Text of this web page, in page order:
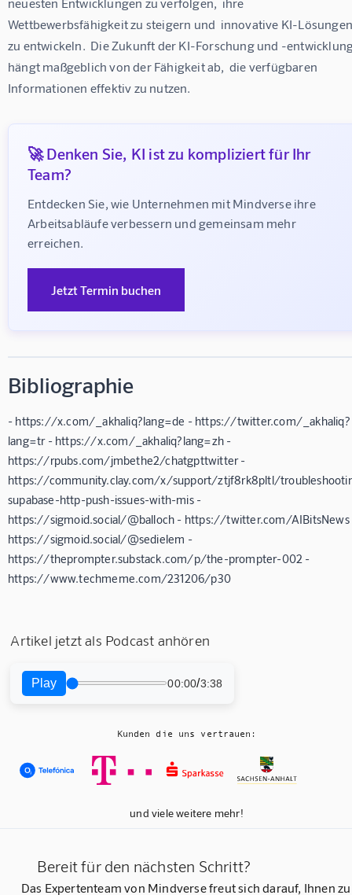
Wettbewerbsfähigkeit zu steigern und  innovative KI-
zu entwickeln.  Die Zukunft der KI-Forschung und -
hängt maßgeblich von der Fähigkeit ab,  die verfügbaren
Informationen effektiv zu nutzen.
🚀 Denken Sie, KI ist zu kompliziert für Ihr
Team?
Entdecken Sie, wie Unternehmen mit Mindverse ihre
Arbeitsabläufe verbessern und gemeinsam mehr
erreichen.
Jetzt Termin buchen
Bibliographie
- https://x.com/_akhaliq?lang=de - https://twitter.com/_akhaliq?
lang=tr - https://x.com/_akhaliq?lang=zh -
https://rpubs.com/jmbethe2/chatgpttwitter -
https://community.clay.com/x/support/ztjf8rk8pltl/
supabase-http-push-issues-with-mis -
https://sigmoid.social/@balloch - https://twitter.com/AIBitsNews
https://sigmoid.social/@sedielem -
https://theprompter.substack.com/p/the-prompter-002 -
https://www.techmeme.com/231206/p30
Artikel jetzt als Podcast anhören
Play 00:00/3:38
Kunden die uns vertrauen:
und viele weitere mehr!
Bereit für den nächsten Schritt?
Das Expertenteam von Mindverse freut sich darauf, Ihnen zu